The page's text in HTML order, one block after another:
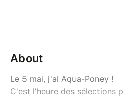
About
Le 5 mai, j'ai Aqua-Poney !
C'est l'heure des sélections